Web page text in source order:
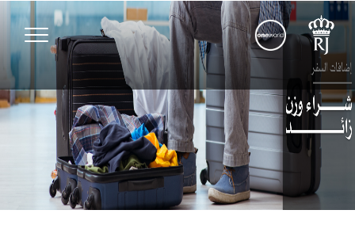
Toggle